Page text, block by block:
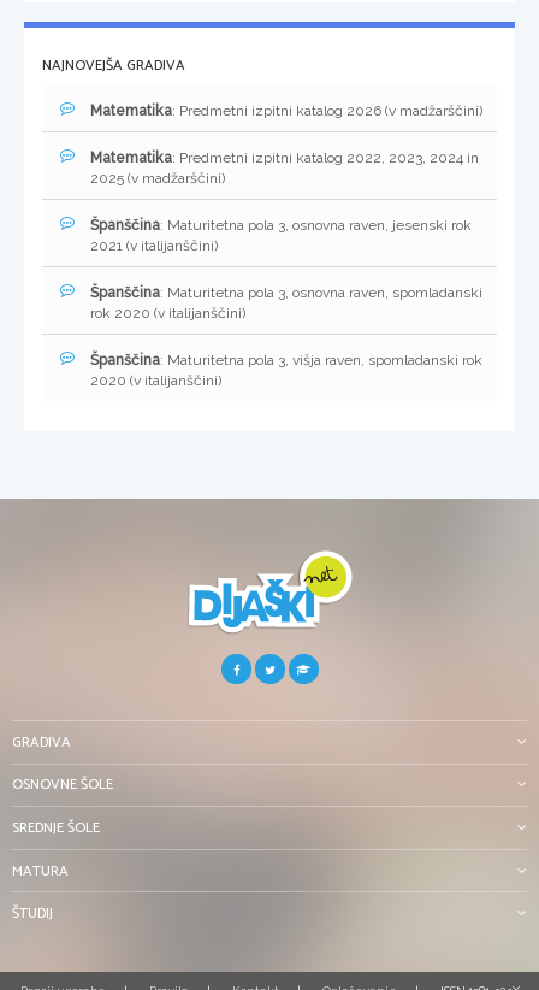
NAJNOVEJŠA GRADIVA
Matematika: Predmetni izpitni katalog 2026 (v madžarščini)
Matematika: Predmetni izpitni katalog 2022, 2023, 2024 in
2025 (v madžarščini)
Španščina: Maturitetna pola 3, osnovna raven, jesenski rok
2021 (v italijanščini)
Španščina: Maturitetna pola 3, osnovna raven, spomladanski
rok 2020 (v italijanščini)
Španščina: Maturitetna pola 3, višja raven, spomladanski rok
2020 (v italijanščini)
GRADIVA
OSNOVNE ŠOLE
SREDNJE ŠOLE
MATURA
ŠTUDIJ